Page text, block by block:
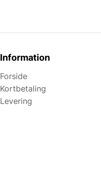
Information
Forside
Kortbetaling
Levering